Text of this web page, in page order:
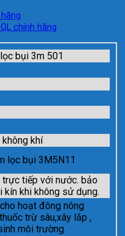
bụi 3m 501
khí
lọc bụi 3M5N11
trực tiếp với nước. bảo
kín khi không sử dụng.
hoạt đông nông
trừ sâu,xây lắp ,
môi trường.